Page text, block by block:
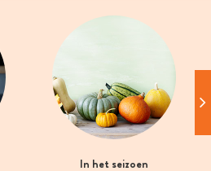
In het seizoen